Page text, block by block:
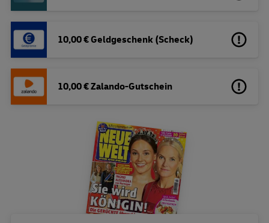
10,00 € Geldgeschenk (Scheck)
10,00 € Zalando-Gutschein